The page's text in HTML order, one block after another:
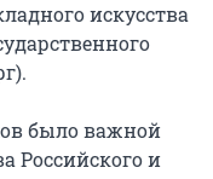
искусства
было важной
Российского и